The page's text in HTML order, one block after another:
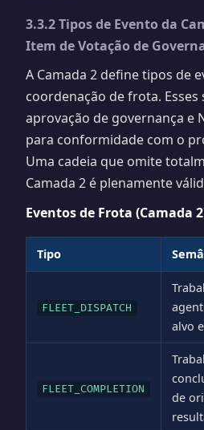
3.3.2 Tipos de Evento da
Item de Votação de
A Camada 2 define tipos de
coordenação de frota.
aprovação de governança e
para conformidade com o
Uma cadeia que omite
Camada 2 é plenamente
Eventos de Frota (Camada
Tipo
FLEET_DISPATCH
alvo
FLEET_COMPLETION
de